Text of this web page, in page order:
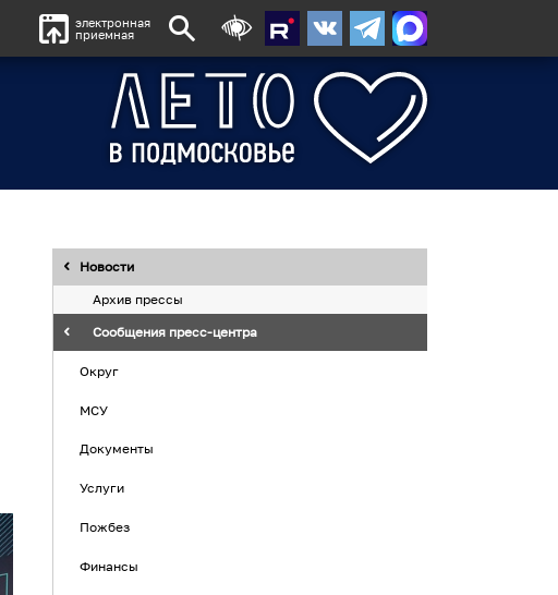
электронная
приемная
Новости
Архив прессы
Сообщения пресс-центра
Округ
МСУ
Документы
Услуги
Пожбез
Финансы